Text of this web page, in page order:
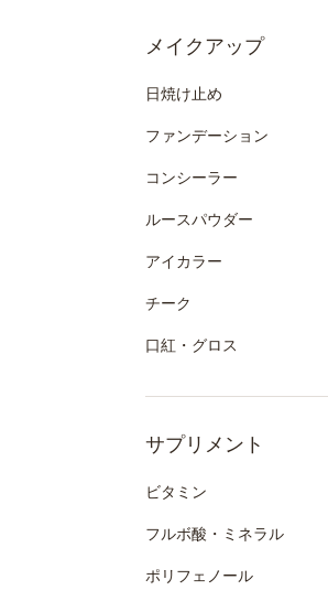
メイクアップ
日焼け止め
ファンデーション
コンシーラー
ルースパウダー
アイカラー
チーク
口紅・グロス
サプリメント
ビタミン
フルボ酸・ミネラル
ポリフェノール